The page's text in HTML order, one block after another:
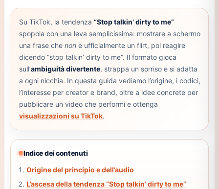
Su TikTok, la tendenza “Stop talkin’ dirty to me”
spopola con una leva semplicissima: mostrare a schermo
una frase che nonè ufficialmente un flirt, poi reagire
dicendo “stop talkin’ dirty to me”. Il formato gioca
sull’ambiguità divertente, strappa un sorriso e si adatta
a ogni nicchia. In questa guida vediamo l’origine, i codici,
l’interesse per creator e brand, oltre a idee concrete per
pubblicare un video che performi e ottenga
visualizzazioni su TikTok.
Indice dei contenuti
Origine del principio e dell’audio
L’ascesa della tendenza “Stop talkin’ dirty to me”